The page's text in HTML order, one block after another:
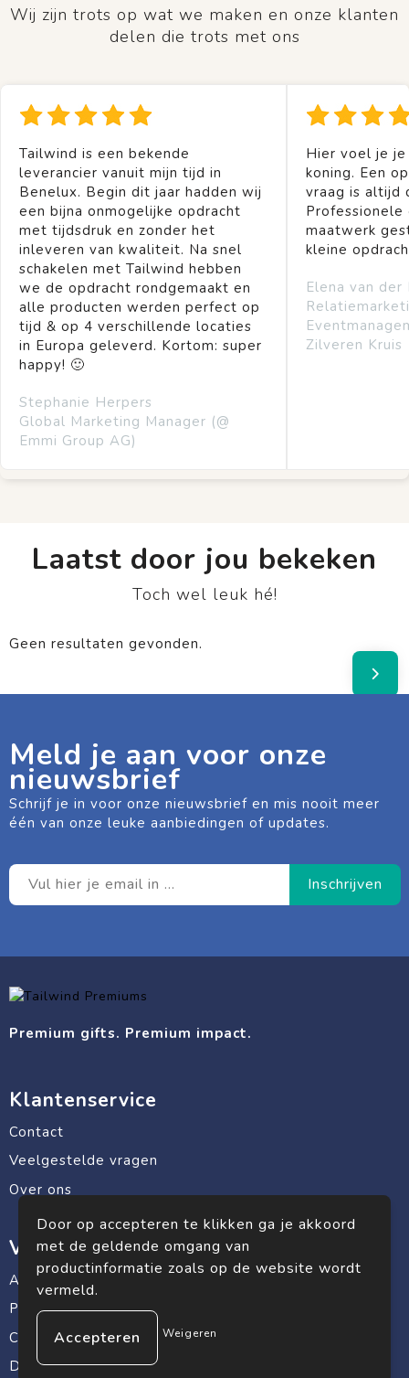
Wij zijn trots op wat we maken en onze klanten
delen die trots met ons
Tailwind is een bekende
leverancier vanuit mijn tijd in
Benelux. Begin dit jaar hadden wij
een bijna onmogelijke opdracht
met tijdsdruk en zonder het
inleveren van kwaliteit. Na snel
schakelen met Tailwind hebben
we de opdracht rondgemaakt en
alle producten werden perfect op
tijd & op 4 verschillende locaties
in Europa geleverd. Kortom: super
happy! 🙂
Stephanie Herpers
Global Marketing Manager (@
Emmi Group AG)
Hier voel je
koning. Een
vraag is altijd
Professionele
maatwerk
kleine
Elena van der
Zilveren Kruis
Laatst door jou bekeken
Toch wel leuk hé!
Geen resultaten gevonden.
Meld je aan voor onze
nieuwsbrief
Schrijf je in voor onze nieuwsbrief en mis nooit meer
één van onze leuke aanbiedingen of updates.
Premium gifts. Premium impact.
Klantenservice
Contact
Veelgestelde vragen
Over ons
Veilig winkelen
Algemene voorwaarden
Privacyverklaring
Cookiebeleid
Disclaimer
Door op accepteren te klikken ga je akkoord
met de geldende omgang van
productinformatie zoals op de website wordt
vermeld.
Weigeren